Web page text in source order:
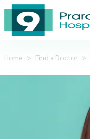
Home > Find a Doctor >